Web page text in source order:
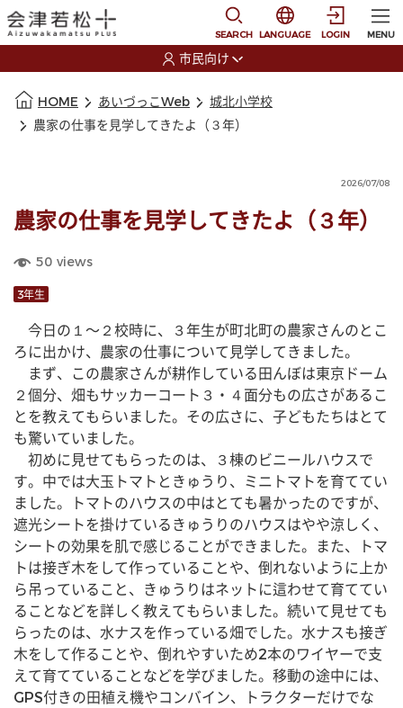
SEARCH
選択すると言語の切
LANGUAGE LOGIN MENU
市民向け
HOME あいづっこWeb
城北小学校
農家の仕事を見学してきたよ（３年）
2026/07/08
農家の仕事を見学してきたよ（３年）
50 views
3年生
今日の１〜２校時に、３年生が町北町の農家さんのとこ
ろに出かけ、農家の仕事について見学してきました。
まず、この農家さんが耕作している田んぼは東京ドーム
２個分、畑もサッカーコート３・４面分もの広さがあるこ
とを教えてもらいました。その広さに、子どもたちはとて
も驚いていました。
初めに見せてもらったのは、３棟のビニールハウスで
す。中では大玉トマトときゅうり、ミニトマトを育ててい
ました。トマトのハウスの中はとても暑かったのですが、
遮光シートを掛けているきゅうりのハウスはやや涼しく、
シートの効果を肌で感じることができました。また、トマ
トは接ぎ木をして作っていることや、倒れないように上か
ら吊っていること、きゅうりはネットに這わせて育ててい
ることなどを詳しく教えてもらいました。続いて見せても
らったのは、水ナスを作っている畑でした。水ナスも接ぎ
木をして作ることや、倒れやすいため2本のワイヤーで支
えて育てていることなどを学びました。移動の途中には、
GPS付きの田植え機やコンバイン、トラクターだけでな